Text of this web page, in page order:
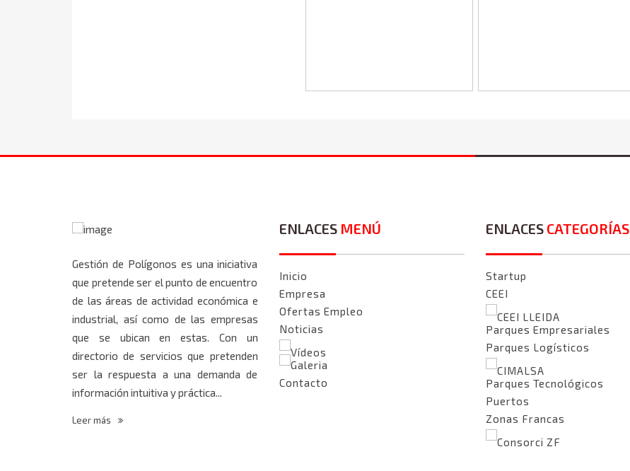
Gestión de Polígonos es una iniciativa
que pretende ser el punto de encuentro
de las áreas de actividad económica e
industrial, así como de las empresas
que se ubican en estas. Con un
directorio de servicios que pretenden
ser la respuesta a una demanda de
información intuitiva y práctica...
Leer más
ENLACESMENÚ
Inicio
Empresa
Ofertas Empleo
Noticias
Vídeos
Galeria
Contacto
ENLACES CATEGORÍAS
Startup
CEEI
CEEI LLEIDA
Parques Empresariales
Parques Logísticos
CIMALSA
Parques Tecnológicos
Puertos
Zonas Francas
Consorci ZF